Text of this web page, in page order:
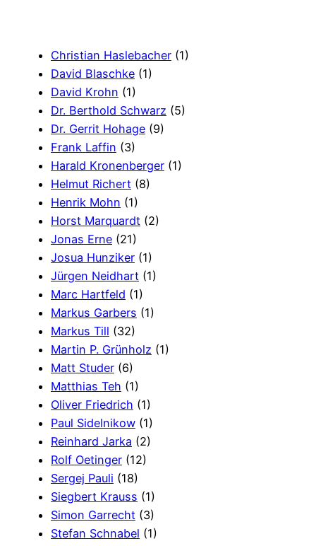
Christian Haslebacher (1)
David Blaschke (1)
David Krohn (1)
Dr. Berthold Schwarz (5)
Dr. Gerrit Hohage (9)
Frank Laffin (3)
Harald Kronenberger (1)
Helmut Richert (8)
Henrik Mohn (1)
Horst Marquardt (2)
Jonas Erne (21)
Josua Hunziker (1)
Jürgen Neidhart (1)
Marc Hartfeld (1)
Markus Garbers (1)
Markus Till (32)
Martin P. Grünholz (1)
Matt Studer (6)
Matthias Teh (1)
Oliver Friedrich (1)
Paul Sidelnikow (1)
Reinhard Jarka (2)
Rolf Oetinger (12)
Sergej Pauli (18)
Siegbert Krauss (1)
Simon Garrecht (3)
Stefan Schnabel (1)